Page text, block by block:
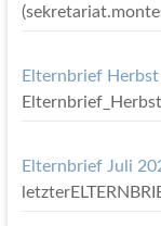
Elternbrief
Elternbrief Juli